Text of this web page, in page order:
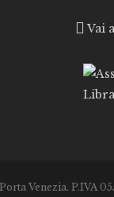
Vai
Venezia. P.IVA